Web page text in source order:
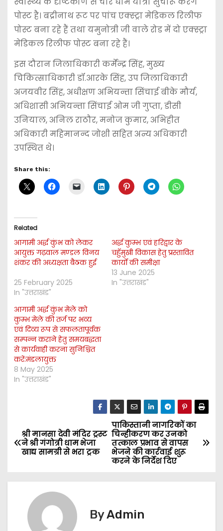
पोस्ट है। बद्रीनाथ रूट पर पांच एक्स्ट्रा मेडिकल रिलीफ
पोस्ट बना रहे हैं तथा यमुनोत्री जी वाले रोड में दो एक्स्ट्रा
मेडिकल रिलीफ पोस्ट बना रहे हैं।
इस दौरान जिलाधिकारी कर्मेन्द्र सिंह, मुख्य
चिकित्साधिकारी डॉ.आरके सिंह, उप जिलाधिकारी
अजयवीर सिंह, अधीक्षण अभियन्ता सिंचाई बीके मौर्य,
अधिशासी अभियन्ता सिंचाई ओम जी गुप्ता, डीसी
उनियाल, अनिल राठौर, मनोज कुमार, अभिहीत
अधिकारी महिमानन्द जोशी सहित अन्य अधिकारी
उपस्थित थे।
Share this:
Related
आगामी अर्द्ध कुंभ को लेकर
आयुक्त गढ़वाल मण्डल विनय
शंकर की अध्यक्षता बैठक हुई
25 February 2025
In "उत्तराखंड"
अर्द्ध कुम्भ एवं हरिद्वार के
चहुॅमुखी विकास हेतु प्रस्तावित
कार्यों की समीक्षा
13 June 2025
In "उत्तराखंड"
आगामी अर्द्ध कुंभ मेले को
कुम्भ मेले की तर्ज पर भव्य
एवं दिव्य रूप से सफलतापूर्वक
सम्पन्न कराने हेतु समयबद्धता
से कार्यवाही करना सुनिश्चित
करें:मंडलायुक्त
8 May 2025
In "उत्तराखंड"
P
o
पाकिस्तानी नागरिकों का
चिन्हीकरण कर उनको
तत्काल प्रभाव से वापस
भेजने की कार्रवाई शुरू
करने के निर्देश दिए
श्री मानसा देवी मंदिर ट्रस्ट
ने श्री गंगोत्री धाम भेजा
खाद्य सामग्री से भरा ट्रक
ByAdmin